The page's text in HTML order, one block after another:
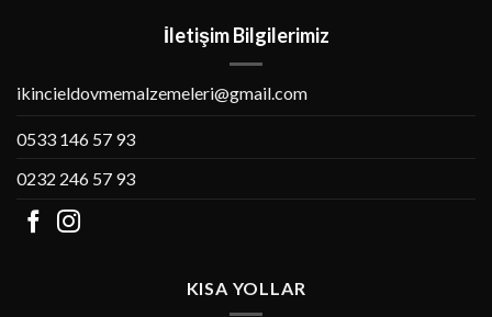
İletişim Bilgilerimiz
ikincieldovmemalzemeleri@gmail.com
0533 146 57 93
0232 246 57 93
KISA YOLLAR